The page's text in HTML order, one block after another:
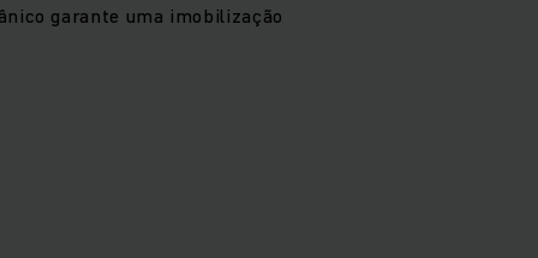
garante uma imobilização